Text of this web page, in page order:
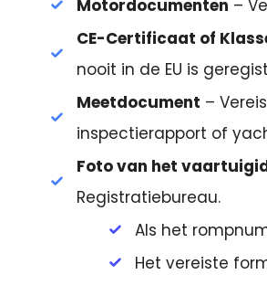
Motordocumenten –
CE-Certificaat of
nooit in de EU is
Meetdocument –
inspectierapport of
Foto van het
Registratiebureau.
Als het
Het vereiste